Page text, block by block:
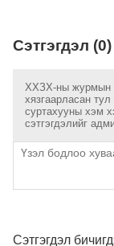
Сэтгэгдэл (0)
ХХЗХ-ны журмын
хязгаарласан
суртахууны хэм
сэтгэгдэлийг
Сэтгэгдэл